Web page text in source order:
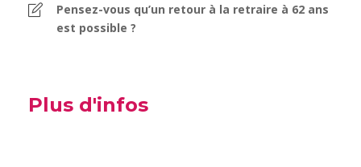
Pensez-vous qu’un retour à la retraire à 62 ans
est possible ?
Plus d'infos